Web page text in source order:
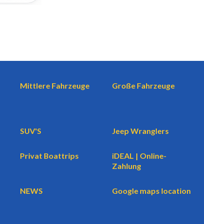
Mittlere Fahrzeuge Große Fahrzeuge
SUV'S Jeep Wranglers
Privat Boattrips
iDEAL | Online-
Zahlung
NEWS Google maps location